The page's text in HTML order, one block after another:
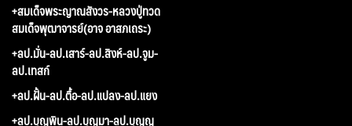
+สมเด็จพระญาณสังวร-หลวงปู่ทวด
สมเด็จพุฒาจารย์(อาจ อาสภเถระ)
+ลป.มั่น-ลป.เสาร์-ลป.สิงห์-ลป.จูม-
ลป.เทสก์
+ลป.ฝั้น-ลป.ตื้อ-ลป.แปลง-ลป.แยง
+ลป.บุญพิน-ลป.บุญมา-ลป.บุญญ